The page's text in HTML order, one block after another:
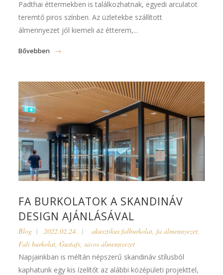
Padthai éttermekben is találkozhatnak, egyedi arculatot
teremtő piros színben. Az üzletekbe szállított
álmennyezet jól kiemeli az étterem,...
Bővebben
FA BURKOLATOK A SKANDINÁV
DESIGN AJÁNLÁSÁVAL
Blog 2022.02.24. akusztikus falburkolat,fa álmennyezet,
Fali burkolat,Gustafs,sávos álmennyezet
Napjainkban is méltán népszerű skandináv stílusból
kaphatunk egy kis ízelítőt az alábbi középületi projekttel,